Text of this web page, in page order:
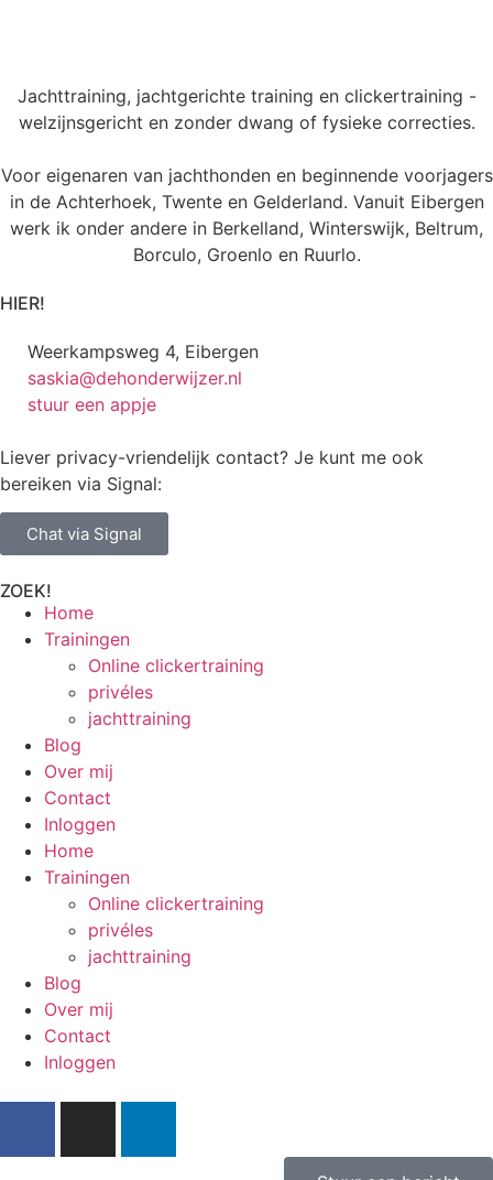
Jachttraining, jachtgerichte training en clickertraining -
welzijnsgericht en zonder dwang of fysieke correcties.
Voor eigenaren van jachthonden en beginnende voorjagers
in de Achterhoek, Twente en Gelderland. Vanuit Eibergen
werk ik onder andere in Berkelland, Winterswijk, Beltrum,
Borculo, Groenlo en Ruurlo.
HIER!
Weerkampsweg 4, Eibergen
saskia@dehonderwijzer.nl
stuur een appje
Liever privacy-vriendelijk contact? Je kunt me ook
bereiken via Signal:
Chat via Signal
ZOEK!
Home
Trainingen
Online clickertraining
privéles
jachttraining
Blog
Over mij
Contact
Inloggen
Home
Trainingen
Online clickertraining
privéles
jachttraining
Blog
Over mij
Contact
Inloggen